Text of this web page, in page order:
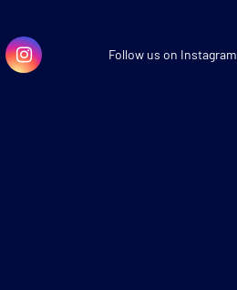
Follow us on Instagram